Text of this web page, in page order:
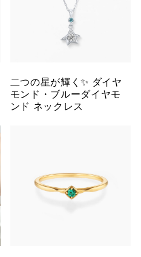
二つの星が輝く✨ ダイヤ
モンド・ブルーダイヤモ
ンド ネックレス